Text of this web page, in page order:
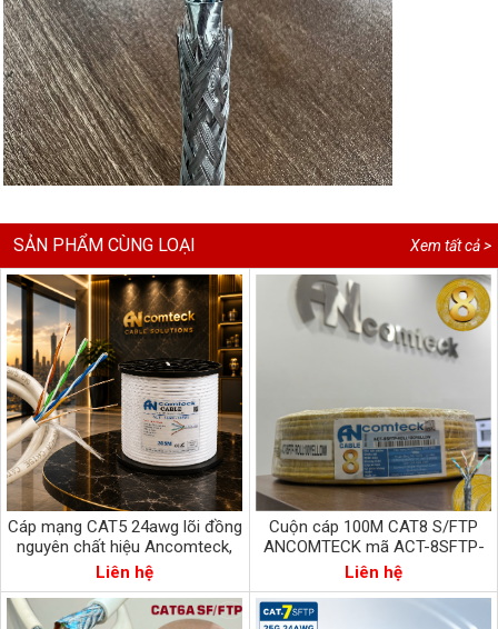
Xem tất cả >
SẢN PHẨM CÙNG LOẠI
Cáp mạng CAT5 24awg lõi đồng
nguyên chất hiệu Ancomteck,
ACT-5LAN-305WT
Liên hệ
Cuộn cáp 100M CAT8 S/FTP
ANCOMTECK mã ACT-8SFTP-
ROLL100YELLOW
Liên hệ